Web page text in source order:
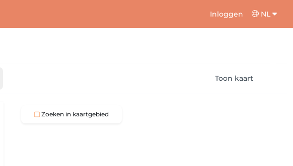
Inloggen NL
Toon kaart
Zoeken in kaartgebied